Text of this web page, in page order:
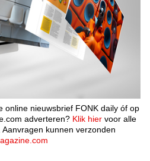
online nieuwsbrief FONK daily óf op
adverteren? Klik hier voor alle
kunnen verzonden